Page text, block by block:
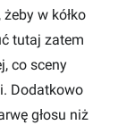
w kółko
tutaj zatem
co sceny
Dodatkowo
głosu niż